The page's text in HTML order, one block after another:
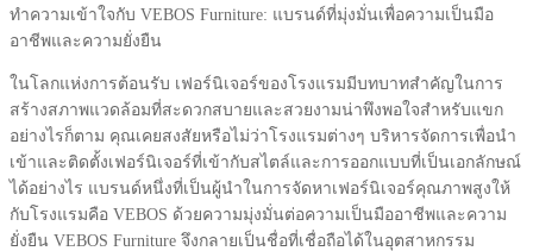
ทำความเข้าใจกับ VEBOS Furniture: แบรนด์ที่มุ่งมั่นเพื่อความเป็นมือ
อาชีพและความยั่งยืน
ในโลกแห่งการต้อนรับ เฟอร์นิเจอร์ของโรงแรมมีบทบาทสำคัญในการ
สร้างสภาพแวดล้อมที่สะดวกสบายและสวยงามน่าพึงพอใจสำหรับแขก
อย่างไรก็ตาม คุณเคยสงสัยหรือไม่ว่าโรงแรมต่างๆ บริหารจัดการเพื่อนำ
เข้าและติดตั้งเฟอร์นิเจอร์ที่เข้ากับสไตล์และการออกแบบที่เป็นเอกลักษณ์
ได้อย่างไร แบรนด์หนึ่งที่เป็นผู้นำในการจัดหาเฟอร์นิเจอร์คุณภาพสูงให้
กับโรงแรมคือ VEBOS ด้วยความมุ่งมั่นต่อความเป็นมืออาชีพและความ
ยั่งยืน VEBOS Furniture จึงกลายเป็นชื่อที่เชื่อถือได้ในอุตสาหกรรม